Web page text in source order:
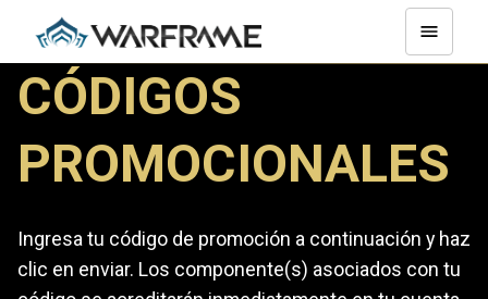
CÓDIGOS
PROMOCIONALES
Ingresa tu código de promoción a continuación y haz
clic en enviar. Los componente(s) asociados con tu